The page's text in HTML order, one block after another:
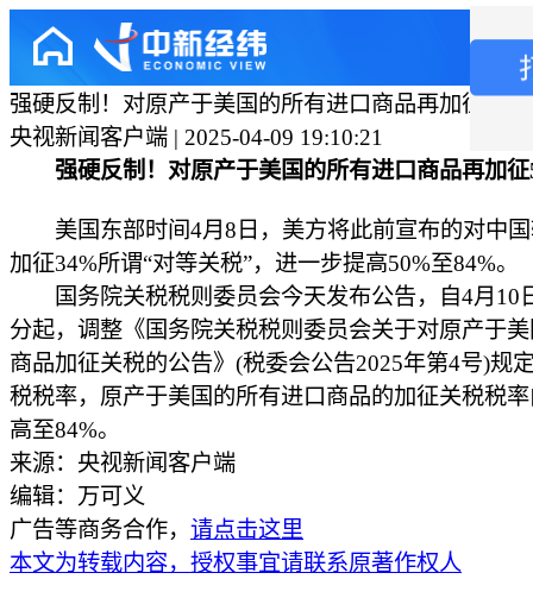
强硬反制！对原产于美国的所有进口商品再加征50%
央视新闻客户端 | 2025-04-09 19:10:21
强硬反制！对原产于美国的所有进口商品再加
美国东部时间4月8日，美方将此前宣布的对中国
加征34%所谓“对等关税”，进一步提高50%至84%。
国务院关税税则委员会今天发布公告，自4月10
分起，调整《国务院关税税则委员会关于对原产于
商品加征关税的公告》(税委会公告2025年第4号)规
税税率，原产于美国的所有进口商品的加征关税税
高至84%。
来源：央视新闻客户端
编辑：万可义
广告等商务合作， 请点击这里
本文为转载内容，授权事宜请联系原著作权人